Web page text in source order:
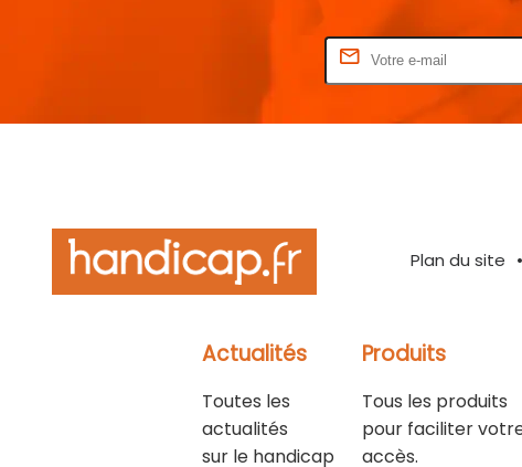
Plan du site
Actualités
Toutes les
actualités
sur le handicap
Produits
Tous les produits
pour faciliter
accès.